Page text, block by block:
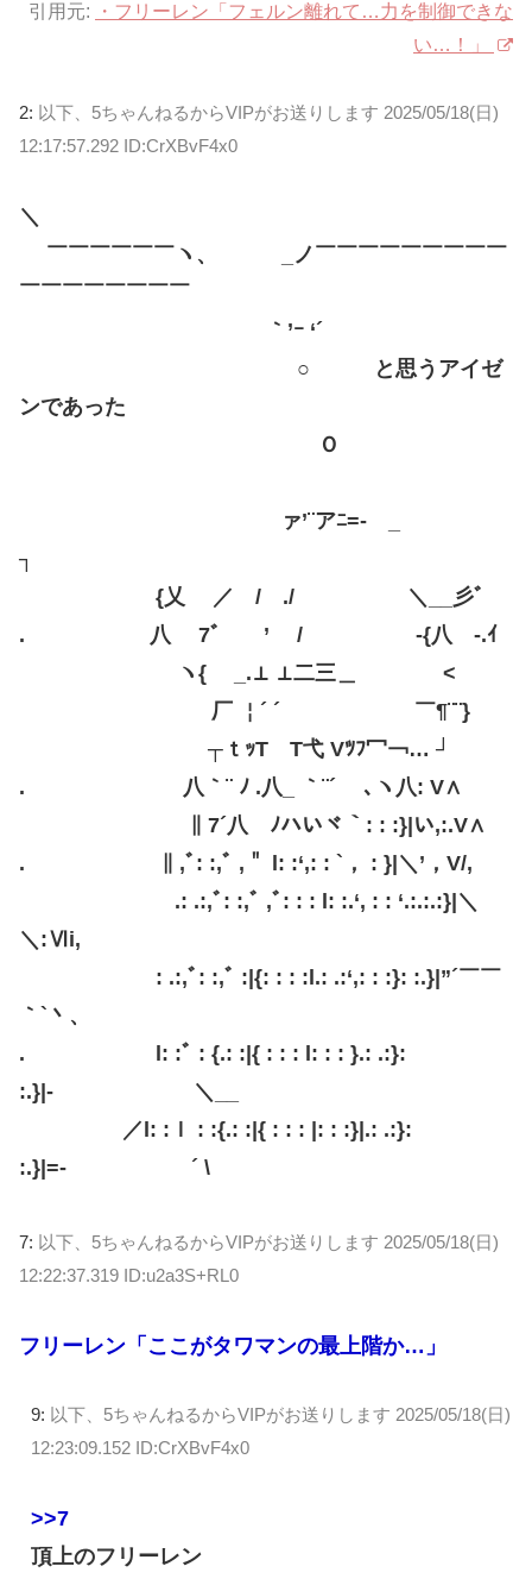
引用元:
・フリーレン「フェルン離れて…力を制御できな
い…！」
2: 以下、5ちゃんねるからVIPがお送りします 2025/05/18(日)
12:17:57.292 ID:CrXBvF4x0
＼
￣￣￣￣￣￣ヽ、 _ノ￣￣￣￣￣￣￣￣￣
￣￣￣￣￣￣￣￣
｀’ｰ ‘´
○ と思うアイゼ
ンであった
Ｏ
ァ’¨アﾆ=- _
┐
{乂 ／ / ./ ＼__彡ﾞ
. 八 7ﾞ ’ / -{八 -.ｲ
ヽ{ _.⊥ ⊥二三＿ ゝゝ<
厂 ￤´ ´ ￣¶¨¨}
┬ｔｯT T弋 Vﾂﾌ冖￢… ┘
. 八｀¨ ﾉ .八_ ｀¨´ ､ヽ八: V∧
∥ 7´八 ﾉハいヾ｀: : :}|い,:.V∧
. ∥ ,ﾞ: :,ﾞ ,＂ l: :‘,: : `， : }|＼’，V/,
.: .:,ﾞ: :,ﾞ ,ﾞ: : : l: :.‘, : : ‘.:.:.:}|＼
＼:Ⅵi,
: .:,ﾞ: :,ﾞ :|{: : : :l.: .:‘,: : :}: :.}|”´￣￣
｀`丶、
. l: :ﾞ : {.: :|{ : : : l: : : }.: .:}:
:.}|- ＼__
／l: :ｌ : :{.: :|{ : : : |: : :}|.: .:}:
:.}|=- ´ \
7: 以下、5ちゃんねるからVIPがお送りします 2025/05/18(日)
12:22:37.319 ID:u2a3S+RL0
フリーレン「ここがタワマンの最上階か…」
9: 以下、5ちゃんねるからVIPがお送りします 2025/05/18(日)
12:23:09.152 ID:CrXBvF4x0
>>7
頂上のフリーレン